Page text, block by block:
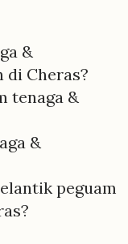
&
Cheras?
tenaga &
&
peguam